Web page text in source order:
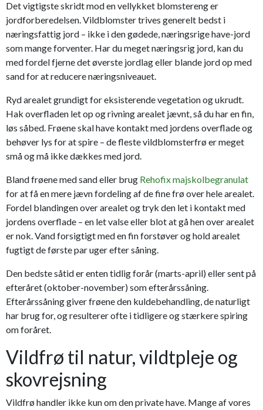
Det vigtigste skridt mod en vellykket blomstereng er
jordforberedelsen. Vildblomster trives generelt bedst i
næringsfattig jord – ikke i den gødede, næringsrige have-jord
som mange forventer. Har du meget næringsrig jord, kan du
med fordel fjerne det øverste jordlag eller blande jord op med
sand for at reducere næringsniveauet.
Ryd arealet grundigt for eksisterende vegetation og ukrudt.
Hak overfladen let op og rivning arealet jævnt, så du har en fin,
løs såbed. Frøene skal have kontakt med jordens overflade og
behøver lys for at spire – de fleste vildblomsterfrø er meget
små og må ikke dækkes med jord.
Bland frøene med sand eller brug Rehofix majskolbegranulat
for at få en mere jævn fordeling af de fine frø over hele arealet.
Fordel blandingen over arealet og tryk den let i kontakt med
jordens overflade – en let valse eller blot at gå hen over arealet
er nok. Vand forsigtigt med en fin forstøver og hold arealet
fugtigt de første par uger efter såning.
Den bedste såtid er enten tidlig forår (marts-april) eller sent på
efteråret (oktober-november) som efterårssåning.
Efterårssåning giver frøene den kuldebehandling, de naturligt
har brug for, og resulterer ofte i tidligere og stærkere spiring
om foråret.
Vildfrø til natur, vildtpleje og
skovrejsning
Vildfrø handler ikke kun om den private have. Mange af vores